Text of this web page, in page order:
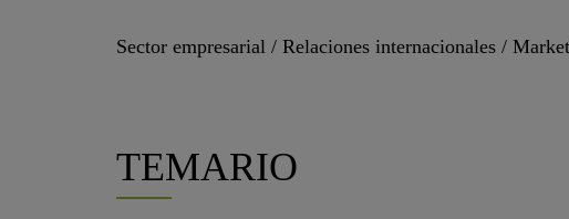
Sector empresarial / Relaciones internacionales /
TEMARIO